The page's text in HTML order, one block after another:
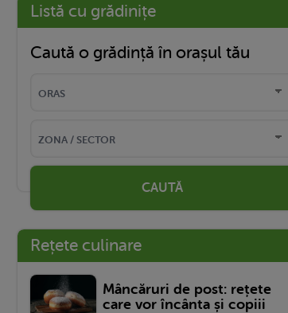
Listă cu grădinițe
Caută o grădință în orașul tău
CAUTĂ
Rețete culinare
Mâncăruri de post: rețete
care vor încânta și copiii